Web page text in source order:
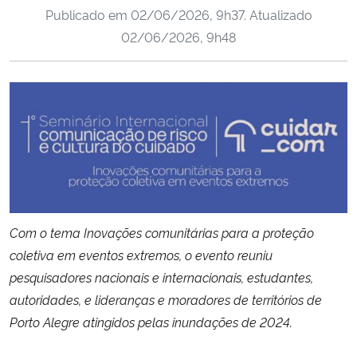
Ministério do Desenvolvimento Regional
Controladoria-Geral da União
Secretaria-Geral
Secretaria de Governo
Gabinete de Segurança Institucional
Publicado em 02/06/2026, 9h37. Atualizado
02/06/2026, 9h48
Com o tema Inovações comunitárias para a proteção
coletiva em eventos extremos, o evento reuniu
pesquisadores nacionais e internacionais, estudantes,
autoridades, e lideranças e moradores de territórios de
Porto Alegre atingidos pelas inundações de 2024.